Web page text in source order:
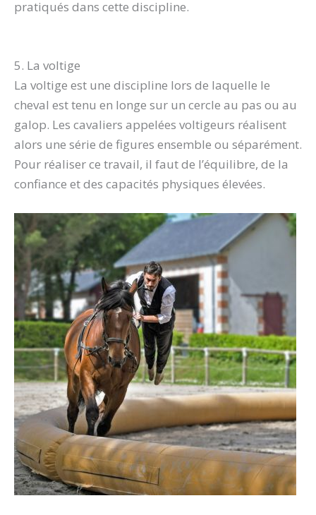
pratiqués dans cette discipline.
5. La voltige
La voltige est une discipline lors de laquelle le
cheval est tenu en longe sur un cercle au pas ou au
galop. Les cavaliers appelées voltigeurs réalisent
alors une série de figures ensemble ou séparément.
Pour réaliser ce travail, il faut de l’équilibre, de la
confiance et des capacités physiques élevées.